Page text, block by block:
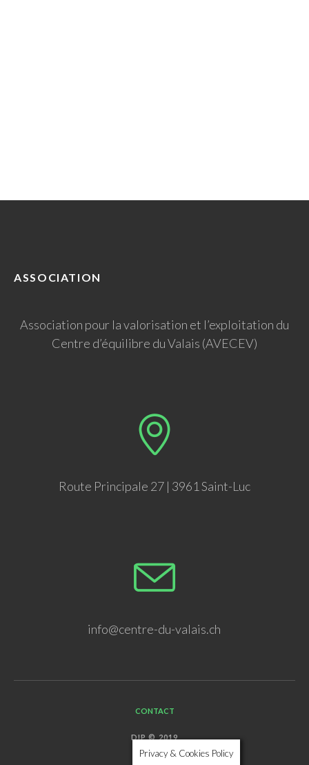
ASSOCIATION
Association pour la valorisation et l’exploitation du
Centre d’équilibre du Valais (AVECEV)
Route Principale 27 | 3961 Saint-Luc
info@centre-du-valais.ch
CONTACT
DIP © 2019
Privacy & Cookies Policy